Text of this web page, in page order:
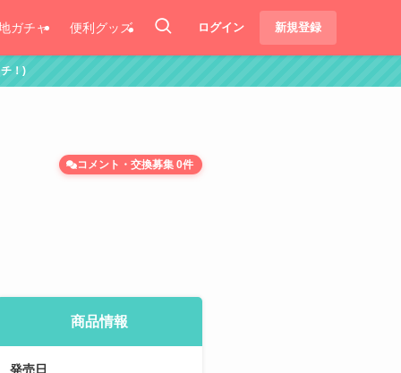
ガチャ 便利グッズ ログイン 新規登録
コメント・交換募集 0件
商品情報
発売日